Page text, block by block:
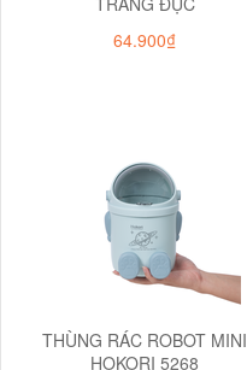
64.900₫
THÙNG RÁC ROBOT MINI
HOKORI 5268